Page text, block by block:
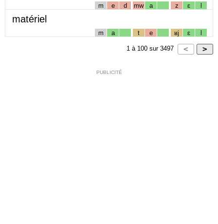
m e d mw a z ɛ l
matériel
m a t e ʁj ɛ l
1 à 100 sur 3497
PUBLICITÉ